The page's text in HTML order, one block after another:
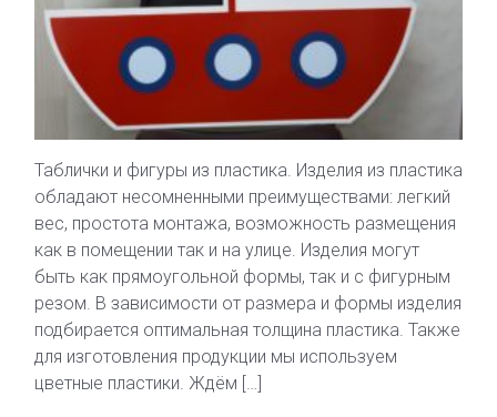
Таблички и фигуры из пластика. Изделия из пластика
обладают несомненными преимуществами: легкий
вес, простота монтажа, возможность размещения
как в помещении так и на улице. Изделия могут
быть как прямоугольной формы, так и с фигурным
резом. В зависимости от размера и формы изделия
подбирается оптимальная толщина пластика. Также
для изготовления продукции мы используем
цветные пластики. Ждём […]